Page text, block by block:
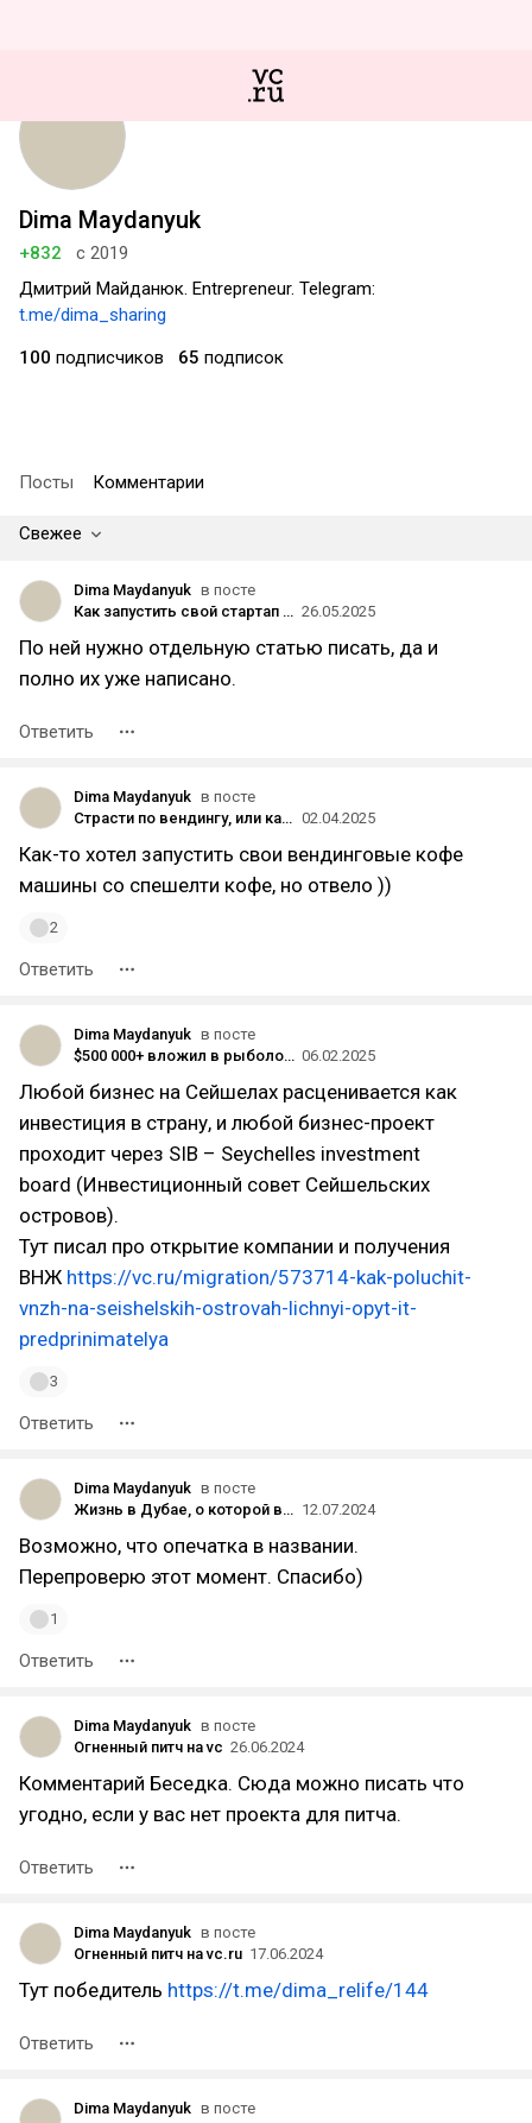
Dima Maydanyuk
+832
с 2019
Дмитрий Майданюк. Entrepreneur. Telegram:
t.me/dima_sharing
100 подписчиков 65 подписок
Посты Комментарии
Свежее
Dima Maydanyuk в посте
Как запустить свой стартап — фреймворк для быстрого запуска MVP и проверки бизнес-гипотез 26.05.2025
По ней нужно отдельную статью писать, да и
полно их уже написано.
Ответить
Dima Maydanyuk в посте
Страсти по вендингу, или какая суровая реальность ждёт новичков, решивших войти в этот бизнес 02.04.2025
Как-то хотел запустить свои вендинговые кофе
машины со спешелти кофе, но отвело ))
2
Ответить
Dima Maydanyuk в посте
$500 000+ вложил в рыболовный катер, переехал на Сейшелы и открыл здесь свое дело 06.02.2025
Любой бизнес на Сейшелах расценивается как
инвестиция в страну, и любой бизнес-проект
проходит через SIB – Seychelles investment
board (Инвестиционный совет Сейшельских
островов).
Тут писал про открытие компании и получения
ВНЖ https://vc.ru/migration/573714-kak-poluchit-
vnzh-na-seishelskih-ostrovah-lichnyi-opyt-it-
predprinimatelya
3
Ответить
Dima Maydanyuk в посте
Жизнь в Дубае, о которой вам не расскажет местная пропаганда 12.07.2024
Возможно, что опечатка в названии.
Перепроверю этот момент. Спасибо)
1
Ответить
Dima Maydanyuk в посте
Огненный питч на vc 26.06.2024
Комментарий Беседка. Сюда можно писать что
угодно, если у вас нет проекта для питча.
Ответить
Dima Maydanyuk в посте
Огненный питч на vc.ru 17.06.2024
Тут победитель https://t.me/dima_relife/144
Ответить
Dima Maydanyuk в посте